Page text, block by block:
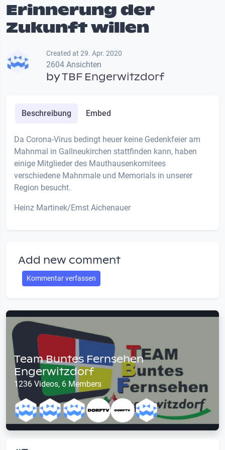
Erinnerung der
Zukunft willen
Created at 29. Apr. 2020
2604 Ansichten
byTBF Engerwitzdorf
Beschreibung Embed
Da Corona-Virus bedingt heuer keine Gedenkfeier am
Mahnmal in Gallneukirchen stattfinden kann, haben
einige Mitglieder des Mauthausenkomitees
verschiedene Mahnmale und Memorials in unserer
Region besucht.
Heinz Martinek/Ernst Aichenauer
Add new comment
Kommentar verfassen
Team Buntes Fernsehen
Engerwitzdorf
1236 Videos, 6 Members